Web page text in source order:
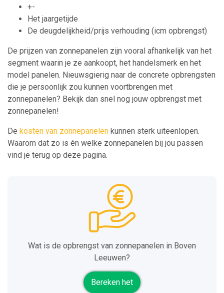
+-
Het jaargetijde
De deugdelijkheid/prijs verhouding (icm opbrengst)
De prijzen van zonnepanelen zijn vooral afhankelijk van het
segment waarin je ze aankoopt, het handelsmerk en het
model panelen. Nieuwsgierig naar de concrete opbrengsten
die je persoonlijk zou kunnen voortbrengen met
zonnepanelen? Bekijk dan snel nog jouw opbrengst met
zonnepanelen!
De kosten van zonnepanelen kunnen sterk uiteenlopen.
Waarom dat zo is én welke zonnepanelen bij jou passen
vind je terug op deze pagina.
Wat is de opbrengst van zonnepanelen in Boven
Leeuwen?
Bereken het